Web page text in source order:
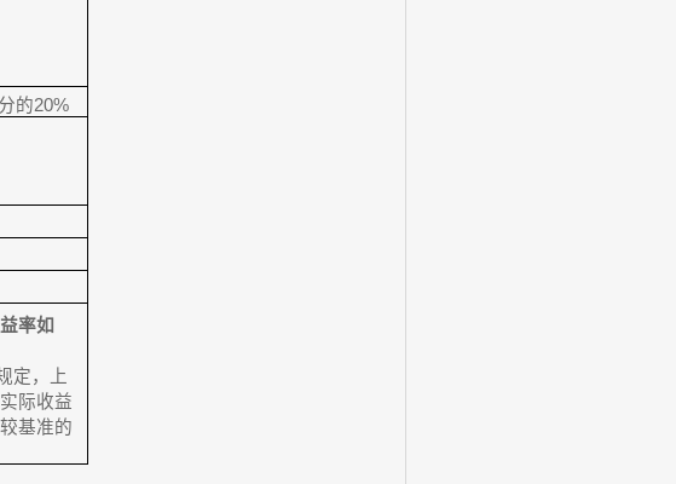
的20%
率如
定，上
际收益
基准的